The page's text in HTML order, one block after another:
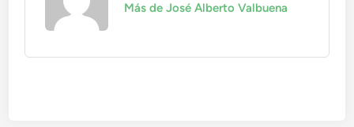
Más de José Alberto Valbuena